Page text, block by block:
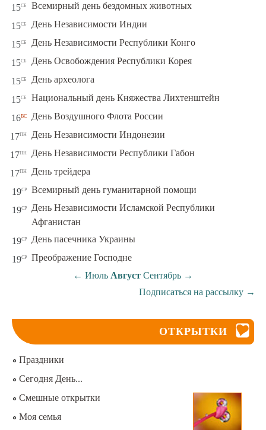
15сб Всемирный день бездомных животных
15сб День Независимости Индии
15сб День Независимости Республики Конго
15сб День Освобождения Республики Корея
15сб День археолога
15сб Национальный день Княжества Лихтенштейн
16вс День Воздушного Флота России
17пн День Независимости Индонезии
17пн День Независимости Республики Габон
17пн День трейдера
19ср Всемирный день гуманитарной помощи
19ср
День Независимости Исламской Республики
Афганистан
19ср День пасечника Украины
19ср Преображение Господне
← Июль Август Сентябрь →
Подписаться на рассылку →
ОТКРЫТКИ
Праздники
Сегодня День...
Смешные открытки
Моя семья